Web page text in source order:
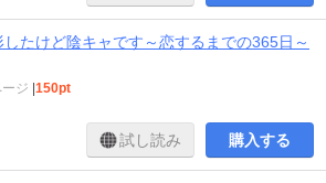
したけど陰キャです～恋するまでの365日～
ジ 150pt
試し読み 購入する